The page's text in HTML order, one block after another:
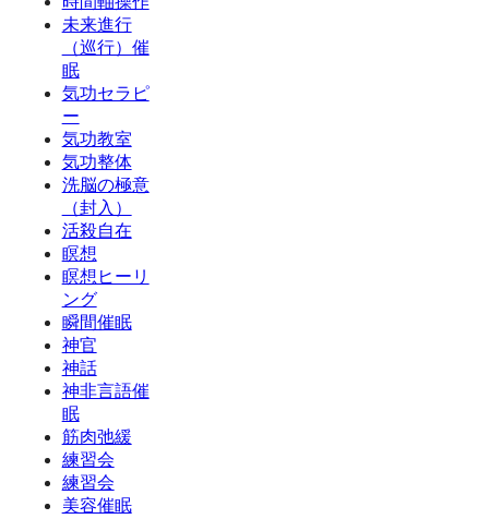
未来進行
（巡行）催
眠
気功セラピ
ー
気功教室
気功整体
洗脳の極意
（封入）
活殺自在
瞑想
瞑想ヒーリ
ング
瞬間催眠
神官
神話
神非言語催
眠
筋肉弛緩
練習会
練習会
美容催眠